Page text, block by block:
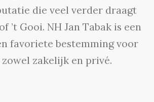
die veel verder draagt
’t Gooi. NH Jan Tabak is een
favoriete bestemming voor
zakelijk en privé.